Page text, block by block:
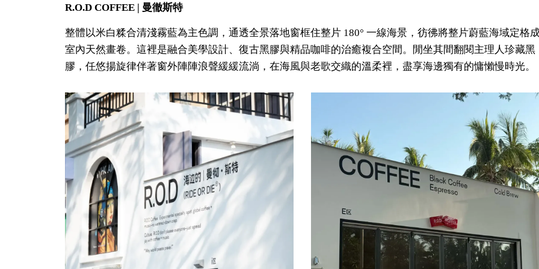
R.O.D COFFEE | 曼徹斯特
整體以米白糅合清淺霧藍為主色調，通透全景落地窗框住整片 180° 一線海景，彷彿將整片蔚藍海域定格
室內天然畫卷。這裡是融合美學設計、復古黑膠與精品咖啡的治癒複合空間。閒坐其間翻閱主理人珍藏黑
膠，任悠揚旋律伴著窗外陣陣浪聲緩緩流淌，在海風與老歌交織的溫柔裡，盡享海邊獨有的慵懶慢時光。